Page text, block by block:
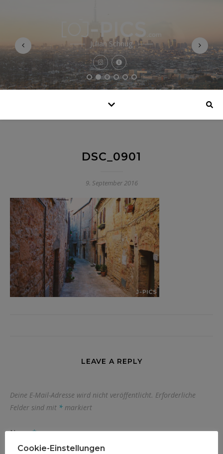
Julian Schnug
DSC_0901
9. September 2016
LEAVE A REPLY
Deine E-Mail-Adresse wird nicht veröffentlicht. Erforderliche
Felder sind mit * markiert
Name*
Cookie-Einstellungen